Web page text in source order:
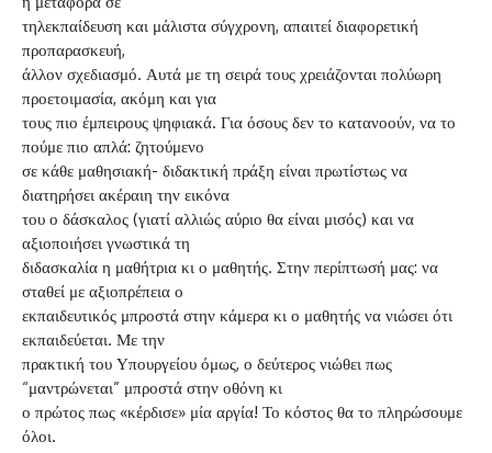
τηλεκπαίδευση και μάλιστα σύγχρονη, απαιτεί διαφορετική
προπαρασκευή,
άλλον σχεδιασμό. Αυτά με τη σειρά τους χρειάζονται πολύωρη
προετοιμασία, ακόμη και για
τους πιο έμπειρους ψηφιακά. Για όσους δεν το κατανοούν, να το
πούμε πιο απλά: ζητούμενο
σε κάθε μαθησιακή- διδακτική πράξη είναι πρωτίστως να
διατηρήσει ακέραιη την εικόνα
του ο δάσκαλος (γιατί αλλιώς αύριο θα είναι μισός) και να
αξιοποιήσει γνωστικά τη
διδασκαλία η μαθήτρια κι ο μαθητής. Στην περίπτωσή μας: να
σταθεί με αξιοπρέπεια ο
εκπαιδευτικός μπροστά στην κάμερα κι ο μαθητής να νιώσει ότι
εκπαιδεύεται. Με την
πρακτική του Υπουργείου όμως, ο δεύτερος νιώθει πως
“μαντρώνεται” μπροστά στην οθόνη κι
ο πρώτος πως «κέρδισε» μία αργία! Το κόστος θα το πληρώσουμε
όλοι.